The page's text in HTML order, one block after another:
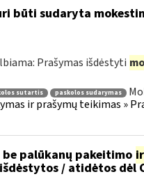
būti sudaryta
Prašymas išdėstyti
sutartis paskolos sudarymas
ir prašymų teikimas »
palūkanų pakeitimo ir
/ atidėtos dėl